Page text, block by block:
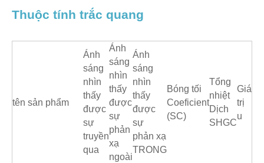
Thuộc tính trắc quang
tên sản phẩm
Ánh
sáng
nhìn
thấy
được
sự
truyền
qua
Ánh
sáng
nhìn
thấy
được
sự
phản
xạ
ngoài
Ánh
sáng
nhìn
thấy
được
sự
phản xạ
TRONG
Bóng tối
Coeficient
(SC)
Tổng
nhiệt
Dịch
SHGC
Giá
trị
u